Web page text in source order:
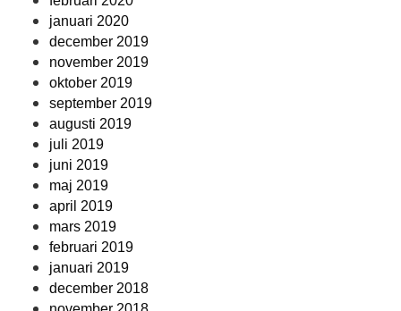
januari 2020
december 2019
november 2019
oktober 2019
september 2019
augusti 2019
juli 2019
juni 2019
maj 2019
april 2019
mars 2019
februari 2019
januari 2019
december 2018